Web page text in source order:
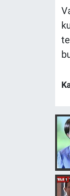
Teknoloji
Yerel
Yerel
Canlı Yayın